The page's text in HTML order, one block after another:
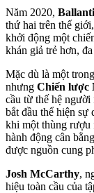
Năm 2020,
thứ hai trên thế giới,
khởi động một
khán giả trẻ hơn,
Mặc dù là một
nhưng Chiến lược
cầu từ thế hệ
bắt đầu thể hiện sự
khi một thùng rượu
hành động cân
được nguồn cung
Josh McCarthy,
hiệu toàn cầu của